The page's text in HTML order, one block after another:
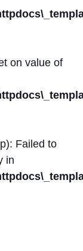
on value of
Failed to
in